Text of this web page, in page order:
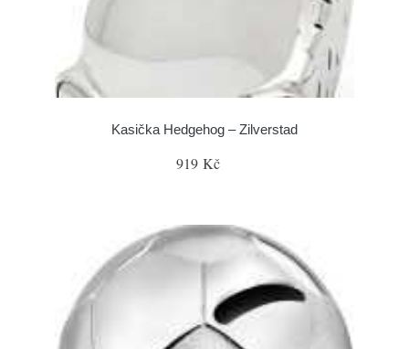
Kasička Hedgehog – Zilverstad
919 Kč